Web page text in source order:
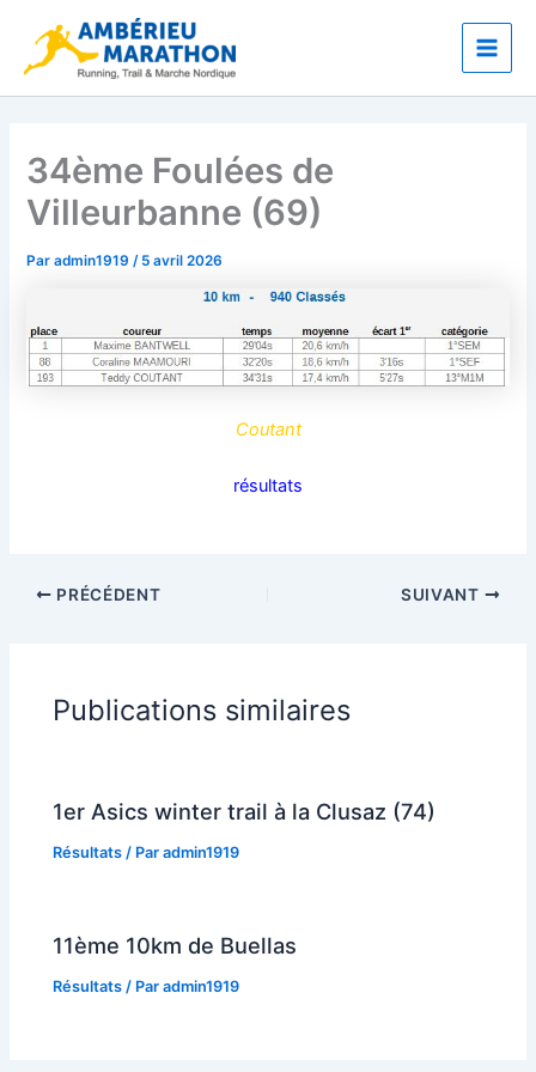
contenu
Main
34ème Foulées de
Villeurbanne (69)
Paradmin1919/ 5 avril 2026
Coutant
résultats
PRÉCÉDENT SUIVANT
Publications similaires
1er Asics winter trail à la Clusaz (74)
Résultats / Paradmin1919
11ème 10km de Buellas
Résultats / Paradmin1919